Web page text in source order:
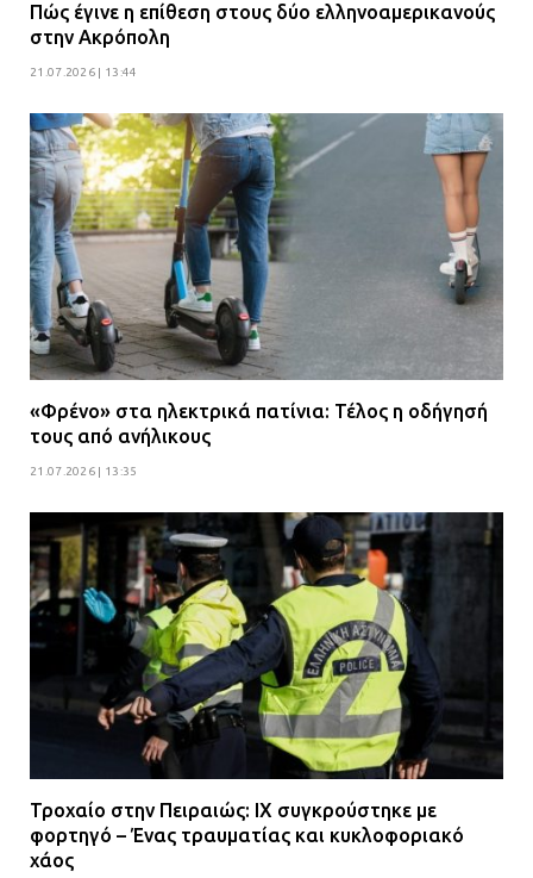
Πώς έγινε η επίθεση στους δύο ελληνοαμερικανούς
στην Ακρόπολη
21.07.2026 | 13:44
«Φρένο» στα ηλεκτρικά πατίνια: Τέλος η οδήγησή
τους από ανήλικους
21.07.2026 | 13:35
Τροχαίο στην Πειραιώς: ΙΧ συγκρούστηκε με
φορτηγό – Ένας τραυματίας και κυκλοφοριακό
χάος